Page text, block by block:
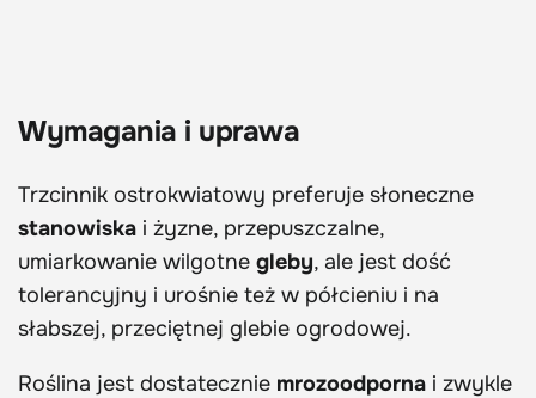
Wymagania i uprawa
Trzcinnik ostrokwiatowy preferuje słoneczne
stanowiska i żyzne, przepuszczalne,
umiarkowanie wilgotne gleby, ale jest dość
tolerancyjny i urośnie też w półcieniu i na
słabszej, przeciętnej glebie ogrodowej.
Roślina jest dostatecznie mrozoodporna i zwykle